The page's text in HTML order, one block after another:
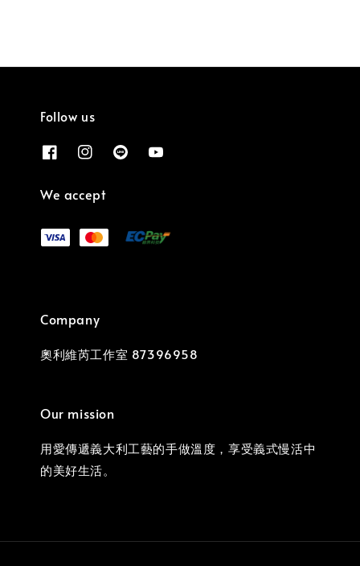
Follow us
We accept
Company
奧利維芮工作室 87396958
Our mission
用愛傳遞義大利工藝的手做溫度，享受義式慢活中
的美好生活。